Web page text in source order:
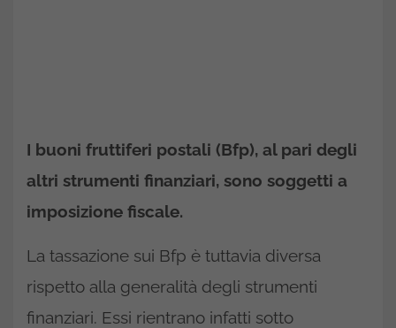
I buoni fruttiferi postali (Bfp), al pari degli
altri strumenti finanziari, sono soggetti a
imposizione fiscale.
La tassazione sui Bfp è tuttavia diversa
rispetto alla generalità degli strumenti
finanziari. Essi rientrano infatti sotto